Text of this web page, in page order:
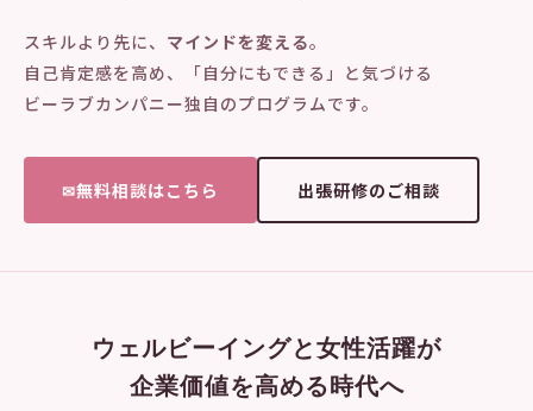
お問い合わせ
スキルより先に、 マインドを変える。
自己肯定感を高め、「自分にもできる」と気づける
ビーラブカンパニー独自のプログラムです。
無料相談はこちら 出張研修のご相談
ウェルビーイングと女性活躍が
企業価値を高める時代へ